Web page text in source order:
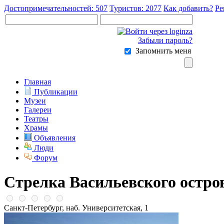
Достопримечательностей: 507 Туристов: 2077 Как добавить?
Забыли пароль?
Запомнить меня
Главная
Публикации
Музеи
Галереи
Театры
Храмы
Объявления
Люди
Форум
Стрелка Васильевского
Санкт-Петербург, наб. Университетская, 1